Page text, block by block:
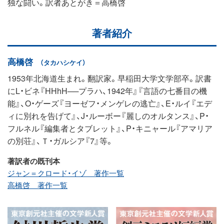
著者紹介
高橋啓 （タカハシケイ）
1953年北海道生まれ。翻訳家。早稲田大学文学部卒。訳書
にL・ビネ『HHhH──プラハ、1942年』『言語の七番目の機
能』、O・ゲーズ『ヨーゼフ・メンゲレの逃亡』、E・ルイ『エデ
ィに別れを告げて』、J・ルーボー『麗しのオルタンス』、P・
フルネル『編集者とタブレット』、P・キニャール『アマリア
の別荘』、Ｔ・ガルシア『7』等。
著訳者の既刊本
ジャン＝クロード・イゾ 著作一覧
高橋啓 著作一覧